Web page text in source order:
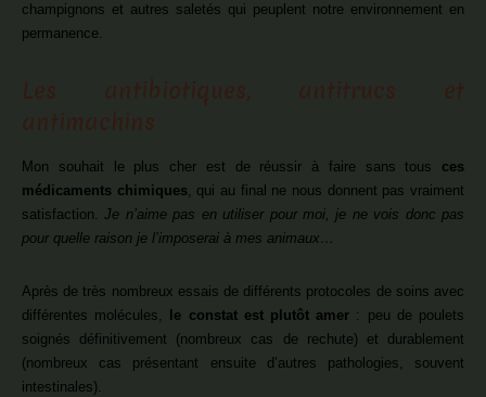
champignons et autres saletés qui peuplent notre environnement en
permanence.
Mon souhait le plus cher est de réussir à faire sans tous ces
médicaments chimiques, qui au final ne nous donnent pas vraiment
satisfaction.Je n’aime pas en utiliser pour moi, je ne vois donc pas
pour quelle raison je l’imposerai à mes animaux…
Après de très nombreux essais de différents protocoles de soins avec
différentes molécules,
le constat est plutôt amer : peu de poulets
soignés définitivement (nombreux cas de rechute) et durablement
(nombreux cas présentant ensuite d’autres pathologies, souvent
intestinales).